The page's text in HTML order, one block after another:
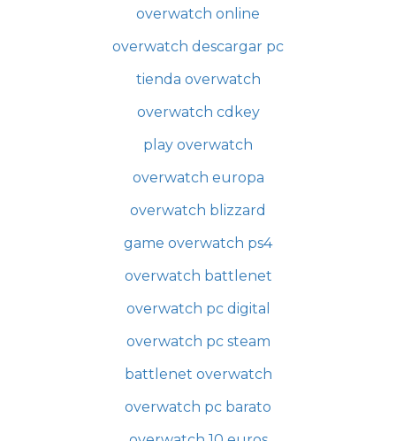
overwatch online
overwatch descargar pc
tienda overwatch
overwatch cdkey
play overwatch
overwatch europa
overwatch blizzard
game overwatch ps4
overwatch battlenet
overwatch pc digital
overwatch pc steam
battlenet overwatch
overwatch pc barato